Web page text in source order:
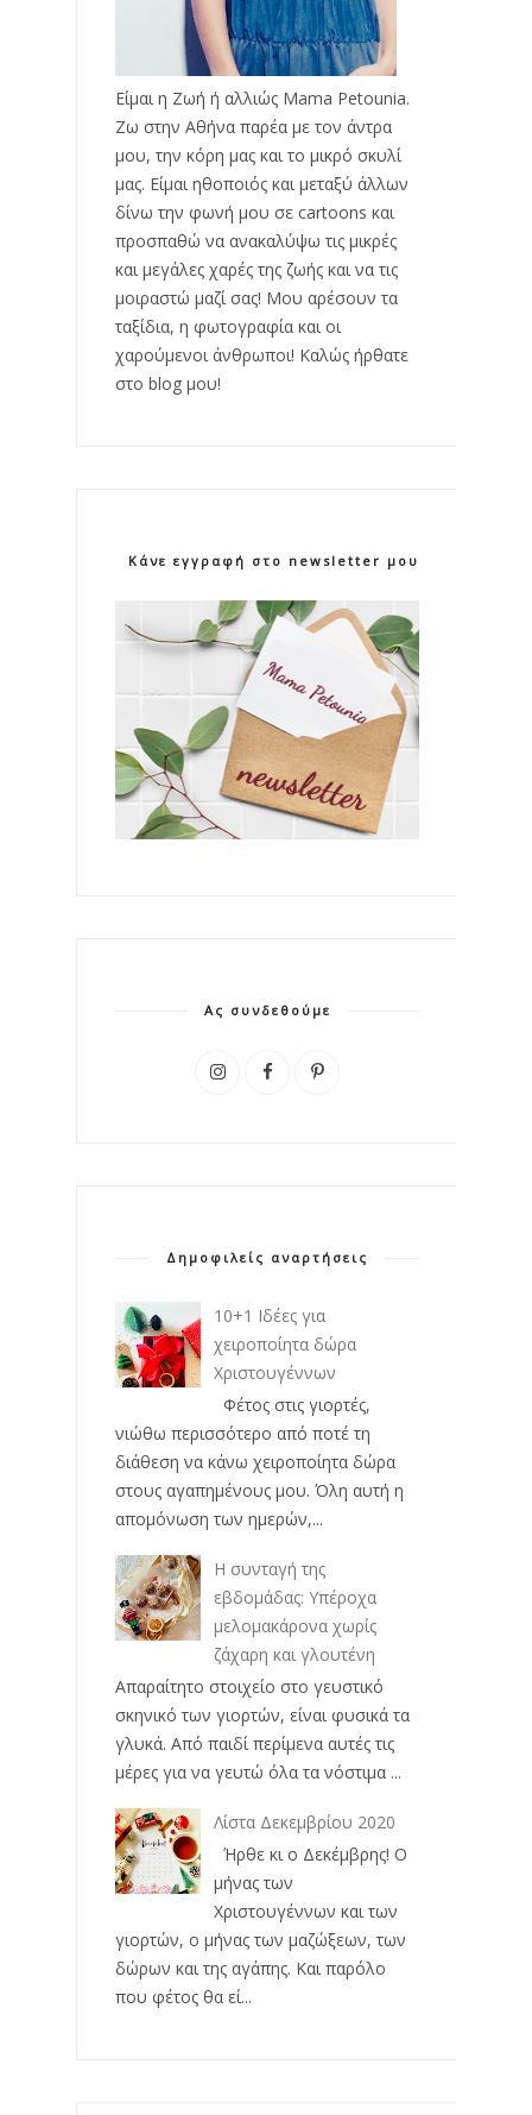
Είμαι η Ζωή ή αλλιώς Mama Petounia.
Ζω στην Αθήνα παρέα με τον άντρα
μου, την κόρη μας και το μικρό σκυλί
μας. Είμαι ηθοποιός και μεταξύ άλλων
δίνω την φωνή μου σε cartoons και
προσπαθώ να ανακαλύψω τις μικρές
και μεγάλες χαρές της ζωής και να τις
μοιραστώ μαζί σας! Μου αρέσουν τα
ταξίδια, η φωτογραφία και οι
χαρούμενοι άνθρωποι! Καλώς ήρθατε
στο blog μου!
Κάνε εγγραφή στο newsletter μου!
Ας συνδεθούμε
Δημοφιλείς αναρτήσεις
10+1 Ιδέες για
χειροποίητα δώρα
Χριστουγέννων
Φέτος στις γιορτές,
νιώθω περισσότερο από ποτέ τη
διάθεση να κάνω χειροποίητα δώρα
στους αγαπημένους μου. Όλη αυτή η
απομόνωση των ημερών,...
Η συνταγή της
εβδομάδας: Υπέροχα
μελομακάρονα χωρίς
ζάχαρη και γλουτένη
Απαραίτητο στοιχείο στο γευστικό
σκηνικό των γιορτών, είναι φυσικά τα
γλυκά. Από παιδί περίμενα αυτές τις
μέρες για να γευτώ όλα τα νόστιμα ...
Λίστα Δεκεμβρίου 2020
Ήρθε κι ο Δεκέμβρης! Ο
μήνας των
Χριστουγέννων και των
γιορτών, ο μήνας των μαζώξεων, των
δώρων και της αγάπης. Και παρόλο
που φέτος θα εί...